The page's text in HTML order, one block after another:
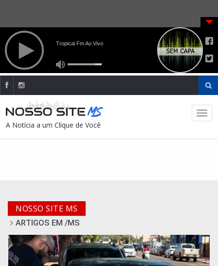
A Notícia a um Clique de Você
NOSSO SITE MS
ARTIGOS EM /MS